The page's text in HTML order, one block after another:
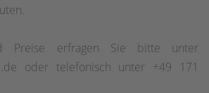
Preise erfragen Sie bitte unter
oder telefonisch unter +49 171